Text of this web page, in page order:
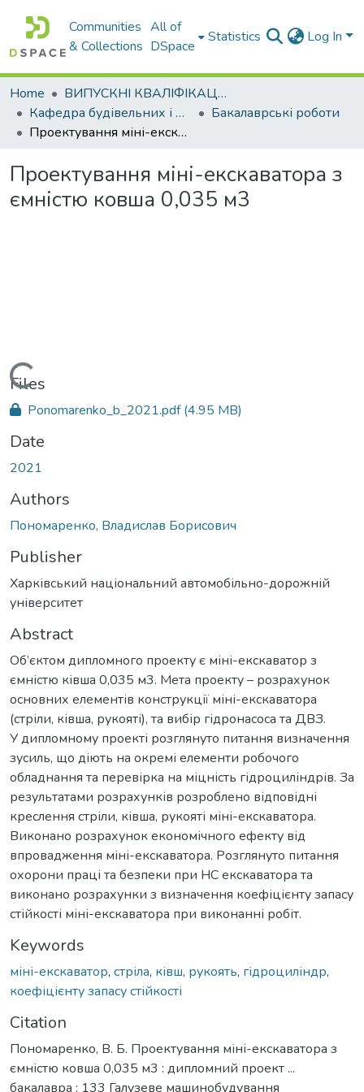
Communities
& Collections
All of
DSpace
Statistics Log In
Home
ВИПУСКНІ КВАЛІФІКАЦІЙНІ РОБОТИ
Кафедра будівельних і дорожніх машин
Бакалаврські роботи
Проектування міні-екскаватора з ємністю ковша 0,035 м3
Проектування міні-екскаватора з
ємністю ковша 0,035 м3
Loading...
Files
Ponomarenko_b_2021.pdf(4.95 MB)
Date
2021
Authors
Пономаренко, Владислав Борисович
Publisher
Харківський національний автомобільно-дорожній
університет
Abstract
Об’єктом дипломного проекту є міні-екскаватор з
ємністю ківша 0,035 м3. Мета проекту – розрахунок
основних елементів конструкції міні-екскаватора
(стріли, ківша, рукояті), та вибір гідронасоса та ДВЗ.
У дипломному проекті розглянуто питання визначення
зусиль, що діють на окремі елементи робочого
обладнання та перевірка на міцність гідроциліндрів. За
результатами розрахунків розроблено відповідні
креслення стріли, ківша, рукояті міні-екскаватора.
Виконано розрахунок економічного ефекту від
впровадження міні-екскаватора. Розглянуто питання
охорони праці та безпеки при НС екскаватора та
виконано розрахунки з визначення коефіцієнту запасу
стійкості міні-екскаватора при виконанні робіт.
Keywords
міні-екскаватор, стріла, ківш, рукоять, гідроциліндр,
коефіцієнту запасу стійкості
Citation
Пономаренко, В. Б. Проектування міні-екскаватора з
ємністю ковша 0,035 м3 : дипломний проект ...
бакалавра : 133 Галузеве машинобудування